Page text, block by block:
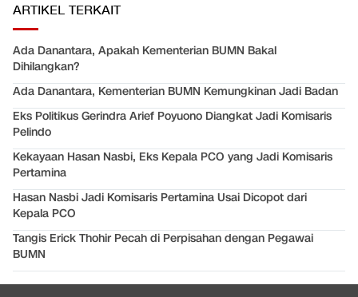
ARTIKEL TERKAIT
Ada Danantara, Apakah Kementerian BUMN Bakal
Dihilangkan?
Ada Danantara, Kementerian BUMN Kemungkinan Jadi Badan
Eks Politikus Gerindra Arief Poyuono Diangkat Jadi Komisaris
Pelindo
Kekayaan Hasan Nasbi, Eks Kepala PCO yang Jadi Komisaris
Pertamina
Hasan Nasbi Jadi Komisaris Pertamina Usai Dicopot dari
Kepala PCO
Tangis Erick Thohir Pecah di Perpisahan dengan Pegawai
BUMN